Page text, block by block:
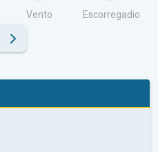
Vento Escorregadio